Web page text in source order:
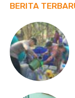
BERITA